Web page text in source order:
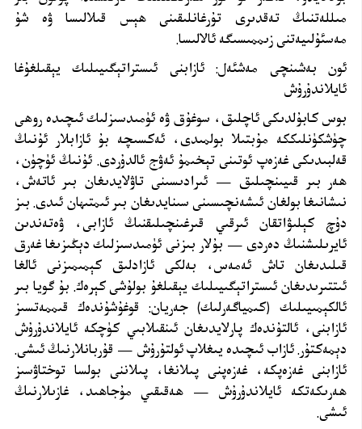
مىللەتنىڭ تەقدىرى تۇرغانلىقىنى ھېس قىلالىسا ۋە شۇ
مەسئۇلىيەتنى زىممىسىگە ئالالىسا.
ئون بەشىنچى مەشئەل: ئازابنى ئىستراتېگىيىلىك يېقىلغۇغا
ئايلاندۇرۇش
بوس كابۇلدىكى ئاچلىق، سوغۇق ۋە ئۈمىدسىزلىك ئىچىدە روھى
چۈشكۈنلىككە مۇبتىلا بولمىدى، ئەكسىچە بۇ ئازابلار ئۇنىڭ
قەلبىدىكى غەزەپ ئوتىنى تېخىمۇ ئەۋج ئالدۇردى. ئۇنىڭ ئۈچۈن،
ھەر بىر قىيىنچىلىق — ئىرادىسىنى تاۋلايدىغان بىر ئاتەش،
نىشانىغا بولغان ئىشەنچىسىنى سىنايدىغان بىر ئىمتىھان ئىدى. بىز
دۇچ كېلىۋاتقان ئىرقىي قىرغىنچىلىقنىڭ ئازابى، ۋەتەندىن
ئايرىلىشنىڭ دەردى — بۇلار بىزنى ئۈمىدسىزلىك دېڭىزىغا غەرق
قىلىدىغان تاش ئەمەس، بەلكى ئازادلىق كېمىمىزنى ئالغا
ئىتتىرىدىغان ئىستراتېگىيىلىك يېقىلغۇ بولۇشى كېرەك. بۇ گويا بىر
ئالكېمىيىلىك (كىمياگەرلىك) جەريان: قوغۇشۇندەك قىممەتسىز
ئازابنى، ئالتۇندەك پارلايدىغان ئىنقىلابىي كۈچكە ئايلاندۇرۇش
دېمەكتۇر. ئازاب ئىچىدە يىغلاپ ئولتۇرۇش — قۇربانلارنىڭ ئىشى.
ئازابنى غەزەپكە، غەزەپنى پىلانغا، پىلاننى بولسا توختاۋسىز
ھەرىكەتكە ئايلاندۇرۇش — ھەقىقىي مۇجاھىد، غازىلارنىڭ
ئىشى.